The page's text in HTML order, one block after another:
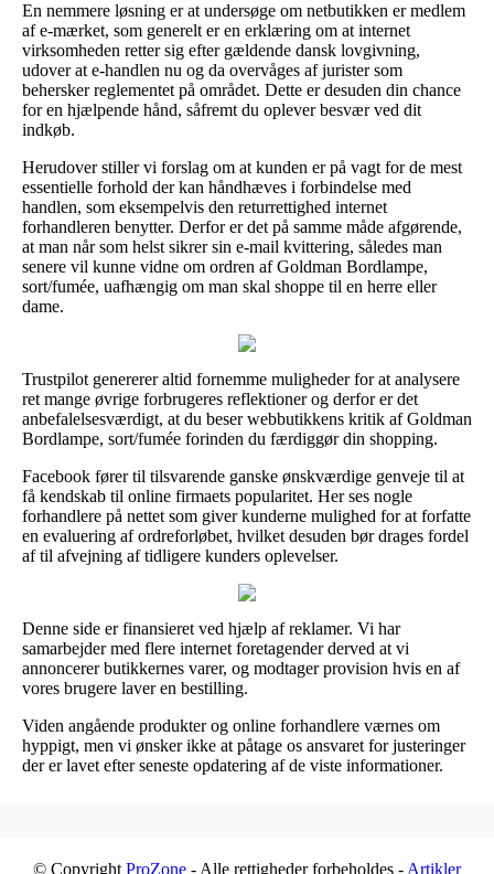
En nemmere løsning er at undersøge om netbutikken er medlem
af e-mærket, som generelt er en erklæring om at internet
virksomheden retter sig efter gældende dansk lovgivning,
udover at e-handlen nu og da overvåges af jurister som
behersker reglementet på området. Dette er desuden din chance
for en hjælpende hånd, såfremt du oplever besvær ved dit
indkøb.
Herudover stiller vi forslag om at kunden er på vagt for de mest
essentielle forhold der kan håndhæves i forbindelse med
handlen, som eksempelvis den returrettighed internet
forhandleren benytter. Derfor er det på samme måde afgørende,
at man når som helst sikrer sin e-mail kvittering, således man
senere vil kunne vidne om ordren af Goldman Bordlampe,
sort/fumée, uafhængig om man skal shoppe til en herre eller
dame.
Trustpilot genererer altid fornemme muligheder for at analysere
ret mange øvrige forbrugeres reflektioner og derfor er det
anbefalelsesværdigt, at du beser webbutikkens kritik af Goldman
Bordlampe, sort/fumée forinden du færdiggør din shopping.
Facebook fører til tilsvarende ganske ønskværdige genveje til at
få kendskab til online firmaets popularitet. Her ses nogle
forhandlere på nettet som giver kunderne mulighed for at forfatte
en evaluering af ordreforløbet, hvilket desuden bør drages fordel
af til afvejning af tidligere kunders oplevelser.
Denne side er finansieret ved hjælp af reklamer. Vi har
samarbejder med flere internet foretagender derved at vi
annoncerer butikkernes varer, og modtager provision hvis en af
vores brugere laver en bestilling.
Viden angående produkter og online forhandlere værnes om
hyppigt, men vi ønsker ikke at påtage os ansvaret for justeringer
der er lavet efter seneste opdatering af de viste informationer.
© Copyright ProZone - Alle rettigheder forbeholdes - Artikler